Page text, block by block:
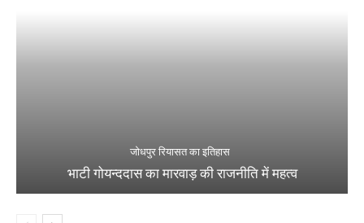
जोधपुर रियासत का इतिहास
भाटी गोयन्ददास का मारवाड़ की राजनीति में महत्व